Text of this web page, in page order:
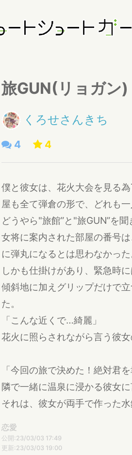
旅GUN(リョガン)
くろせさんきち
4 4
僕と彼女は、花火大会を見る
屋も全て弾倉の形で、どれも一
どうやら"旅館”と"旅GUN”を聞
女将に案内された部屋の番号
に弾丸になるとは思わなかった
しかも仕掛けがあり、緊急時
傾斜地に加えグリップだけで
た。
「こんな近くで…綺麗」
花火に照らされながら言う彼
「今回の旅で決めた！絶対君
隣で一緒に温泉に浸かる彼女
それは、彼女が両手で作った水
恋愛
公開:23/03/03 17:49
更新:23/03/03 19:00